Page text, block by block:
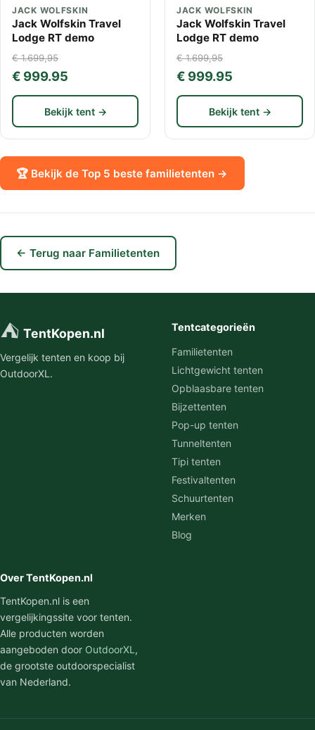
JACK WOLFSKIN
Jack Wolfskin Travel
Lodge RT demo
€ 1.699,95
€ 999.95
Bekijk tent →
JACK WOLFSKIN
Jack Wolfskin Travel
Lodge RT demo
€ 1.699,95
€ 999.95
Bekijk tent →
🏆 Bekijk de Top 5 beste familietenten →
← Terug naar Familietenten
⛺ TentKopen.nl
Vergelijk tenten en koop bij
OutdoorXL.
Tentcategorieën
Familietenten
Lichtgewicht tenten
Opblaasbare tenten
Bijzettenten
Pop-up tenten
Tunneltenten
Tipi tenten
Festivaltenten
Schuurtenten
Merken
Blog
Over TentKopen.nl
TentKopen.nl is een
vergelijkingssite voor tenten.
Alle producten worden
aangeboden door OutdoorXL ,
de grootste outdoorspecialist
van Nederland.